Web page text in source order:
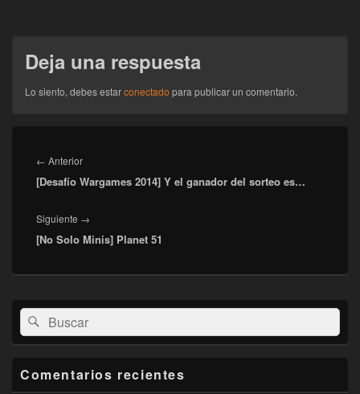
Deja una respuesta
Lo siento, debes estarconectado para publicar un comentario.
de
entradas
← AnteriorEntrada
anterior:
[Desafío Wargames 2014] Y el ganador del sorteo es…
Siguiente →
siguiente:
[No Solo Minis] Planet 51
área
de
widget
lateral
Buscar
por:
Buscar
Comentarios recientes